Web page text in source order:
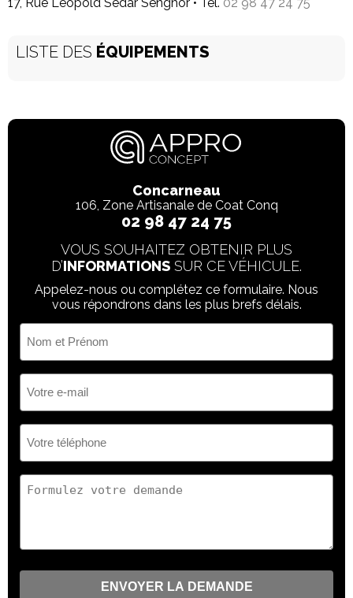
LISTE DES ÉQUIPEMENTS
Concarneau
106, Zone Artisanale de Coat Conq
02 98 47 24 75
VOUS SOUHAITEZ OBTENIR PLUS
D’INFORMATIONS SUR CE VÉHICULE.
Appelez-nous ou complétez ce formulaire. Nous
vous répondrons dans les plus brefs délais.
Prénom
(Nécessaire)
mail
(Nécessaire)
(Nécessaire)
demande